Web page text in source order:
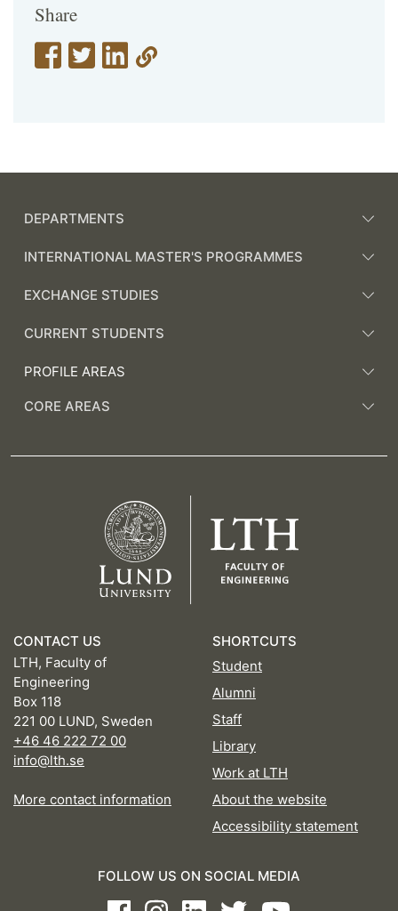
Share
DEPARTMENTS
INTERNATIONAL MASTER'S PROGRAMMES
EXCHANGE STUDIES
CURRENT STUDENTS
PROFILE AREAS
CORE AREAS
CONTACT US
LTH, Faculty of
Engineering
Box 118
221 00 LUND, Sweden
+46 46 222 72 00
info@lth.se
More contact information
SHORTCUTS
Student
Alumni
Staff
Library
Work at LTH
About the website
Accessibility statement
FOLLOW US ON SOCIAL MEDIA
FacebookInstagramLinkedInTwitterYoutube